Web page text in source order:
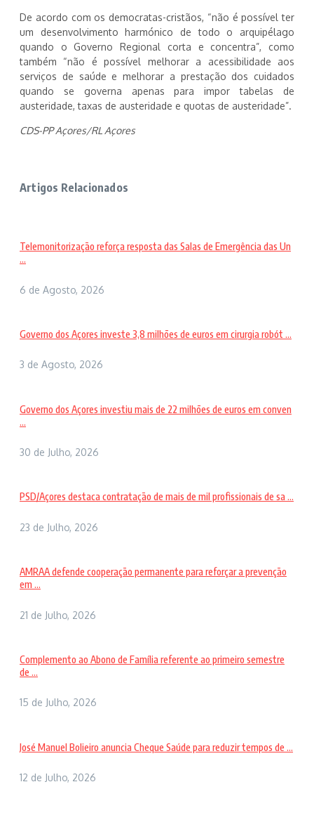
De acordo com os democratas-cristãos, “não é possível ter
um desenvolvimento harmónico de todo o arquipélago
quando o Governo Regional corta e concentra”, como
também “não é possível melhorar a acessibilidade aos
serviços de saúde e melhorar a prestação dos cuidados
quando se governa apenas para impor tabelas de
austeridade, taxas de austeridade e quotas de austeridade”.
CDS-PP Açores/RL Açores
Artigos Relacionados
Telemonitorização reforça resposta das Salas de Emergência das Un
...
6 de Agosto, 2026
Governo dos Açores investe 3,8 milhões de euros em cirurgia robót ...
3 de Agosto, 2026
Governo dos Açores investiu mais de 22 milhões de euros em conven
...
30 de Julho, 2026
PSD/Açores destaca contratação de mais de mil profissionais de sa ...
23 de Julho, 2026
AMRAA defende cooperação permanente para reforçar a prevenção
em ...
21 de Julho, 2026
Complemento ao Abono de Família referente ao primeiro semestre
de ...
15 de Julho, 2026
José Manuel Bolieiro anuncia Cheque Saúde para reduzir tempos de ...
12 de Julho, 2026